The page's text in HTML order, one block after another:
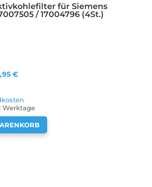
für Siemens
/ 17004796 (4St.)
€
Werktage